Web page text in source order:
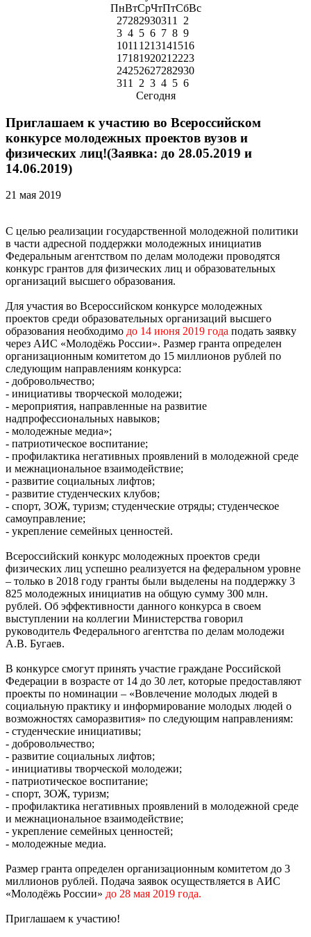
ПнВтСрЧтПтСбВс
2728293031 1
2
3 4 5 6 7 8 9
1011 1213141516
1718192021 2223
24252627282930
31 1 2 3 4 5 6
Сегодня
Приглашаем к участию во Всероссийском
конкурсе молодежных проектов вузов и
физических лиц!(Заявка: до 28.05.2019 и
14.06.2019)
21 мая 2019
С целью реализации государственной молодежной политики
в части адресной поддержки молодежных инициатив
Федеральным агентством по делам молодежи проводятся
конкурс грантов для физических лиц и образовательных
организаций высшего образования.
Для участия во Всероссийском конкурсе молодежных
проектов среди образовательных организаций высшего
образования необходимо до 14 июня 2019 года подать заявку
через АИС «Молодёжь России». Размер гранта определен
организационным комитетом до 15 миллионов рублей по
следующим направлениям конкурса:
- добровольчество;
- инициативы творческой молодежи;
- мероприятия, направленные на развитие
надпрофессиональных навыков;
- молодежные медиа»;
- патриотическое воспитание;
- профилактика негативных проявлений в молодежной среде
и межнациональное взаимодействие;
- развитие социальных лифтов;
- развитие студенческих клубов;
- спорт, ЗОЖ, туризм; студенческие отряды; студенческое
самоуправление;
- укрепление семейных ценностей.
Всероссийский конкурс молодежных проектов среди
физических лиц успешно реализуется на федеральном уровне
– только в 2018 году гранты были выделены на поддержку 3
825 молодежных инициатив на общую сумму 300 млн.
рублей. Об эффективности данного конкурса в своем
выступлении на коллегии Министерства говорил
руководитель Федерального агентства по делам молодежи
А.В. Бугаев.
В конкурсе смогут принять участие граждане Российской
Федерации в возрасте от 14 до 30 лет, которые предоставляют
проекты по номинации – «Вовлечение молодых людей в
социальную практику и информирование молодых людей о
возможностях саморазвития» по следующим направлениям:
- студенческие инициативы;
- добровольчество;
- развитие социальных лифтов;
- инициативы творческой молодежи;
- патриотическое воспитание;
- спорт, ЗОЖ, туризм;
- профилактика негативных проявлений в молодежной среде
и межнациональное взаимодействие;
- укрепление семейных ценностей;
- молодежные медиа.
Размер гранта определен организационным комитетом до 3
миллионов рублей. Подача заявок осуществляется в АИС
«Молодёжь России» до 28 мая 2019 года.
Приглашаем к участию!